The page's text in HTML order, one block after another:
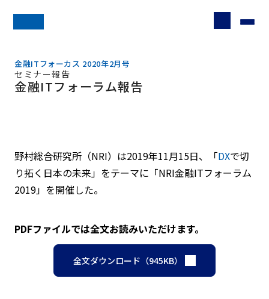
金融ITフォーカス 2020年2月号
セミナー報告
金融ITフォーラム報告
野村総合研究所（NRI）は2019年11月15日、「DXで切
り拓く日本の未来」をテーマに「NRI金融ITフォーラム
2019」を開催した。
PDFファイルでは全文お読みいただけます。
全文ダウンロード（945KB）